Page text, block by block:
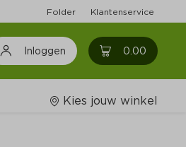
Folder Klantenservice
Inloggen 0.00 0
Kies jouw winkel